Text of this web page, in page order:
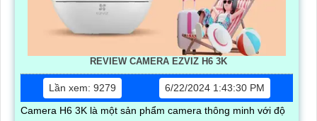
REVIEW CAMERA EZVIZ H6 3K
Lần xem: 9279
6/22/2024 1:43:30 PM
Camera H6 3K là một sản phẩm camera thông minh với độ